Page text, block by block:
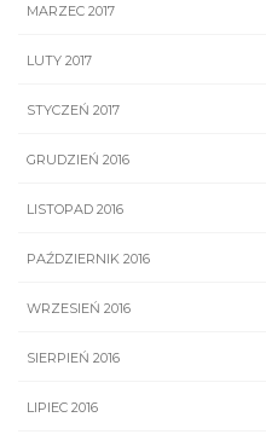
MARZEC 2017
LUTY 2017
STYCZEŃ 2017
GRUDZIEŃ 2016
LISTOPAD 2016
PAŹDZIERNIK 2016
WRZESIEŃ 2016
SIERPIEŃ 2016
LIPIEC 2016